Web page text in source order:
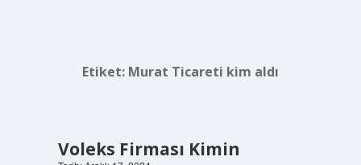
Etiket: Murat Ticareti kim aldı
Voleks Firması Kimin